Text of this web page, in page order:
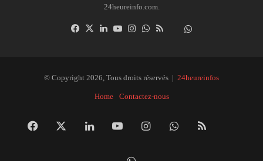
24heureinfo.com.
Facebook
X LinkedinYouTubeInstagramWhatsAppDailymotion
© Copyright 2026, Tous droits réservés | 24heureinfos
Home Contactez-nous
Facebook LinkedinYouTubeInstagramWhatsApp
RSS